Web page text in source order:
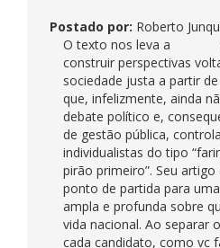
Postado por: Roberto
O texto nos leva a
construir perspectivas
sociedade justa a partir
que, infelizmente, ainda
debate político e,
de gestão pública,
individualistas do tipo
pirão primeiro”. Seu
ponto de partida para
ampla e profunda sobre
vida nacional. Ao separar
cada candidato, como vc